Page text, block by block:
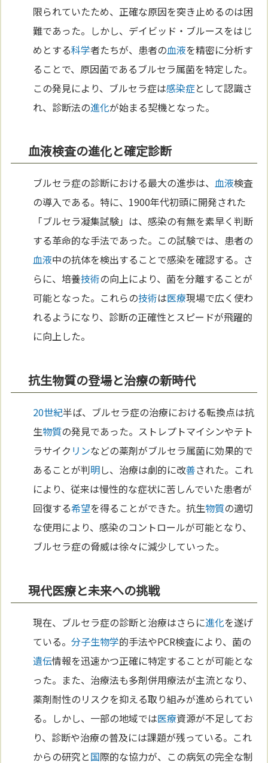
限られていたため、正確な原因を突き止めるのは困
難であった。しかし、デイビッド・ブルースをはじ
めとする科学者たちが、患者の血液を精密に分析す
ることで、原因菌であるブルセラ属菌を特定した。
この発見により、ブルセラ症は感染症として認識さ
れ、診断法の進化が始まる契機となった。
血液検査の進化と確定診断
ブルセラ症の診断における最大の進歩は、血液検査
の導入である。特に、1900年代初頭に開発された
「ブルセラ凝集試験」は、感染の有無を素早く判断
する革命的な手法であった。この試験では、患者の
血液中の抗体を検出することで感染を確認する。さ
らに、培養技術の向上により、菌を分離することが
可能となった。これらの技術は医療現場で広く使わ
れるようになり、診断の正確性とスピードが飛躍的
に向上した。
抗生物質の登場と治療の新時代
20世紀半ば、ブルセラ症の治療における転換点は抗
生物質の発見であった。ストレプトマイシンやテト
ラサイク リンなどの薬剤がブルセラ属菌に効果的で
あることが判明し、治療は劇的に改善された。これ
により、従来は慢性的な症状に苦しんでいた患者が
回復する希望を得ることができた。抗生物質の適切
な使用により、感染のコントロールが可能となり、
ブルセラ症の脅威は徐々に減少していった。
現代医療と未来への挑戦
現在、ブルセラ症の診断と治療はさらに進化を遂げ
ている。分子生物学的手法やPCR検査により、菌の
遺伝情報を迅速かつ正確に特定することが可能とな
った。また、治療法も多剤併用療法が主流となり、
薬剤耐性のリスクを抑える取り組みが進められてい
る。しかし、一部の地域では医療資源が不足してお
り、診断や治療の普及には課題が残っている。これ
からの研究と国際的な協力が、この病気の完全な制